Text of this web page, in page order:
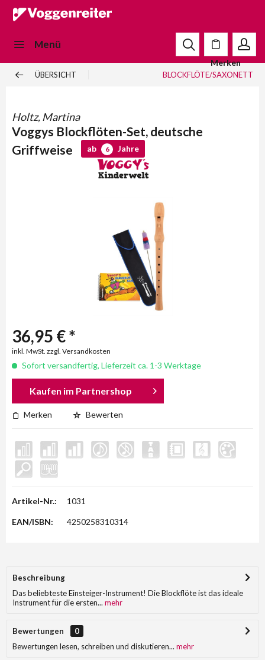
Menü
Merken
ÜBERSICHT BLOCKFLÖTE/SAXONETT
Holtz, Martina
Voggys Blockflöten-Set, deutsche
Griffweise
ab 6 Jahre
36,95 € *
inkl. MwSt. zzgl. Versandkosten
Sofort versandfertig, Lieferzeit ca. 1-3 Werktage
Kaufen im Partnershop
Merken Bewerten
Artikel-Nr.: 1031
EAN/ISBN: 4250258310314
Beschreibung
Das beliebteste Einsteiger-Instrument! Die Blockflöte ist das ideale
Instrument für die ersten... mehr
Bewertungen
0
Bewertungen lesen, schreiben und diskutieren... mehr